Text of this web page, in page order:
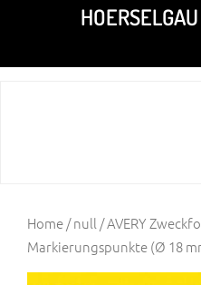
springen
Home/null / AVERY
Markierungspunkte (Ø 18